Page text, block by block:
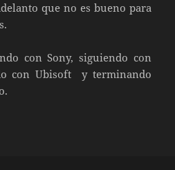
que no es bueno para
con Sony, siguiendo con
con Ubisoft y terminando
jugando